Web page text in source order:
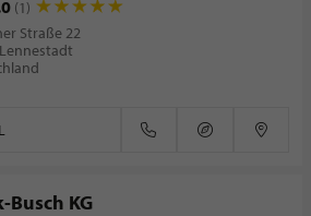
(1)
Straße 22
KG